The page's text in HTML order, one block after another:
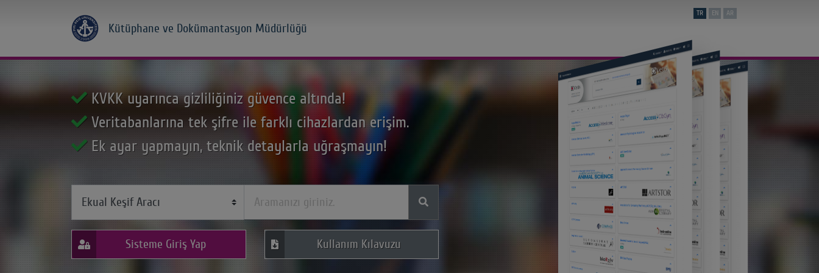
Kütüphane ve Dokümantasyon Müdürlüğü
TR EN AR
KVKK uyarınca gizliliğiniz güvence altında!
Veritabanlarına tek şifre ile farklı cihazlardan erişim.
Ek ayar yapmayın, teknik detaylarla uğraşmayın!
Sisteme Giriş Yap Kullanım Kılavuzu